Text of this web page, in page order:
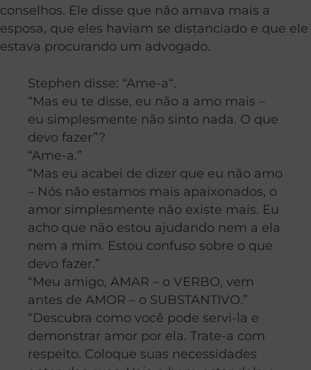
conselhos. Ele disse que não amava mais a
esposa, que eles haviam se distanciado e que ele
estava procurando um advogado.
Stephen disse: “Ame-a“.
“Mas eu te disse, eu não a amo mais –
eu simplesmente não sinto nada. O que
devo fazer”?
“Ame-a.”
“Mas eu acabei de dizer que eu não amo
– Nós não estamos mais apaixonados, o
amor simplesmente não existe mais. Eu
acho que não estou ajudando nem a ela
nem a mim. Estou confuso sobre o que
devo fazer.”
“Meu amigo, AMAR – o VERBO, vem
antes de AMOR – o SUBSTANTIVO.”
“Descubra como você pode servi-la e
demonstrar amor por ela. Trate-a com
respeito. Coloque suas necessidades